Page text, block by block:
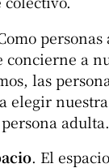
concierne a
las
elegir
adulta.
. El